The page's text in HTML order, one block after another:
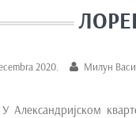
2020. Милун
У Александријском